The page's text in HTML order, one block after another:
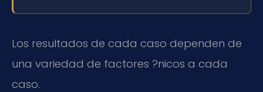
Los resultados de cada caso dependen de
una variedad de factores ?nicos a cada
caso.